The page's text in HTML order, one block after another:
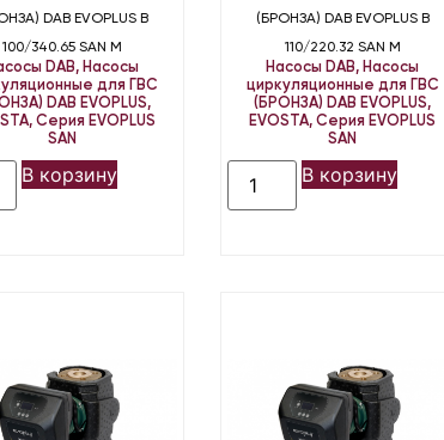
DAB EVOPLUS B
100/340.65 SAN M
DAB, Насосы
для ГВС
DAB EVOPLUS,
, Серия EVOPLUS
SAN
В корзину
(БРОНЗА) DAB EVOPLUS B
110/220.32 SAN M
Насосы DAB, Насосы
циркуляционные для ГВС
(БРОНЗА) DAB EVOPLUS,
EVOSTA,Серия EVOPLUS
SAN
В корзину